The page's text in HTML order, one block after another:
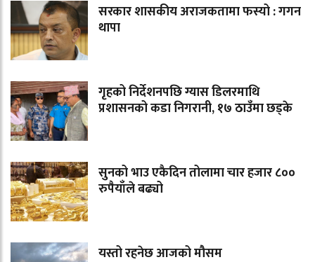
सरकार शासकीय अराजकतामा फस्यो : गगन
थापा
गृहको निर्देशनपछि ग्यास डिलरमाथि
प्रशासनको कडा निगरानी, १७ ठाउँमा छड्के
सुनको भाउ एकैदिन तोलामा चार हजार ८००
रुपैयाँले बढ्यो
यस्तो रहनेछ आजको मौसम